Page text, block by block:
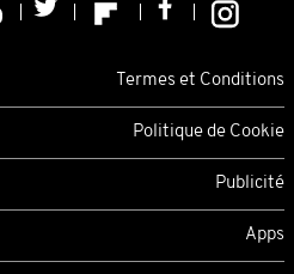
Termes et Conditions
Politique de Cookie
Publicité
Apps